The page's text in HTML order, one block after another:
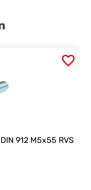
912 M5x55 RVS